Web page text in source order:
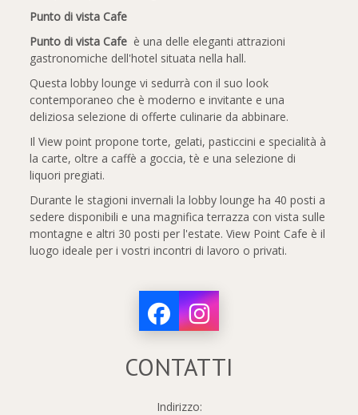
Punto di vista Cafe
Punto di vista Cafe è una delle eleganti attrazioni
gastronomiche dell'hotel situata nella hall.
Questa lobby lounge vi sedurrà con il suo look
contemporaneo che è moderno e invitante e una
deliziosa selezione di offerte culinarie da abbinare.
Il View point propone torte, gelati, pasticcini e specialità à
la carte, oltre a caffè a goccia, tè e una selezione di
liquori pregiati.
Durante le stagioni invernali la lobby lounge ha 40 posti a
sedere disponibili e una magnifica terrazza con vista sulle
montagne e altri 30 posti per l'estate. View Point Cafe è il
luogo ideale per i vostri incontri di lavoro o privati.
CONTATTI
Indirizzo: